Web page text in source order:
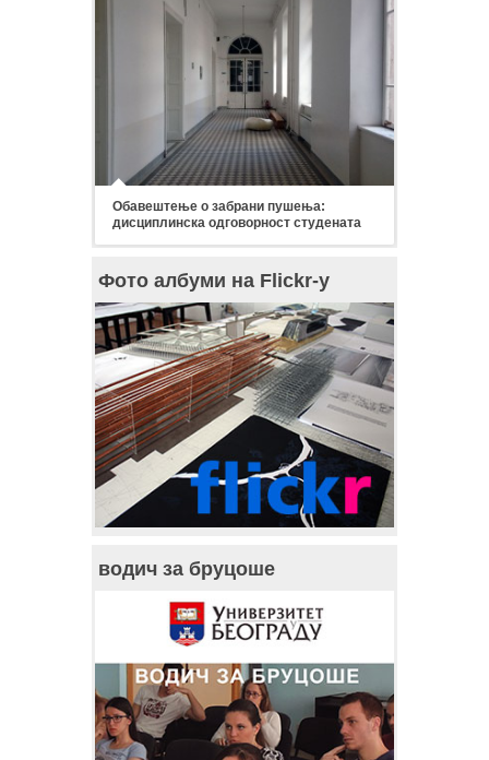
Обавештење о забрани пушења:
дисциплинска одговорност студената
Фото албуми на Flickr-у
водич за бруцоше